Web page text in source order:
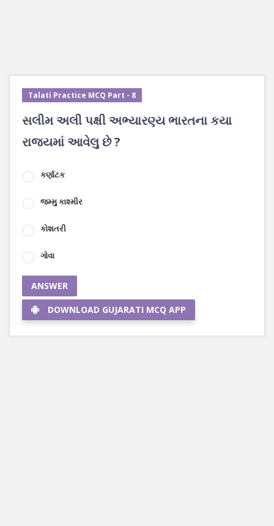
Talati Practice MCQ Part - 8
સલીમ અલી પક્ષી અભ્યારણ્ય ભારતના કયા
રાજ્યમાં આવેલુ છે ?
કર્ણાટક
જમ્મુ કાશ્મીર
કોશતરી
ગોવા
ANSWER
DOWNLOAD GUJARATI MCQ APP